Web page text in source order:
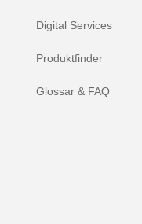
Digital Services
Produktfinder
Glossar & FAQ